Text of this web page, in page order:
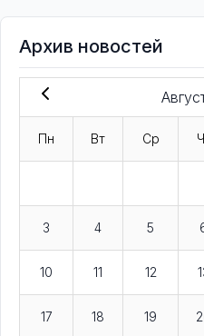
Архив новостей
Пн Вт Ср
3 4 5
10 11 12
17 18 19